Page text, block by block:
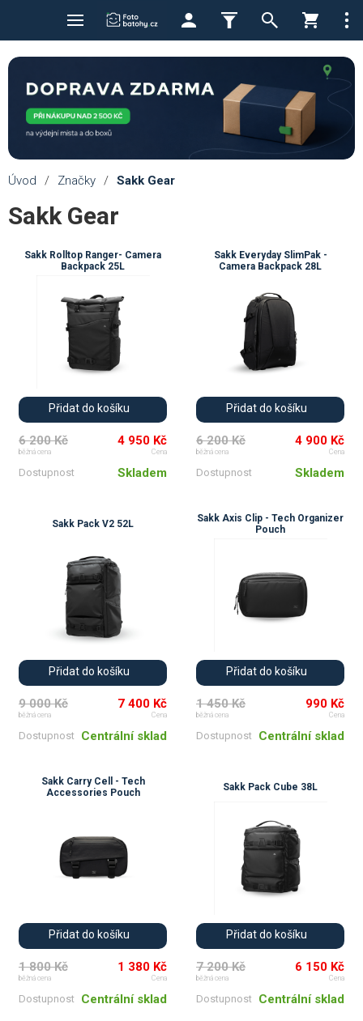
Úvod / Značky / Sakk Gear
Sakk Gear
Sakk Rolltop Ranger- Camera
Backpack 25L
Přidat do košíku
6 200 Kč
běžná cena
4 950 Kč
Cena
Dostupnost Skladem
Sakk Everyday SlimPak -
Camera Backpack 28L
Přidat do košíku
6 200 Kč
běžná cena
4 900 Kč
Cena
Dostupnost Skladem
Sakk Pack V2 52L
Přidat do košíku
9 000 Kč
běžná cena
7 400 Kč
Cena
Dostupnost Centrální sklad
Sakk Axis Clip - Tech Organizer
Pouch
Přidat do košíku
1 450 Kč
běžná cena
990 Kč
Cena
Dostupnost Centrální sklad
Sakk Carry Cell - Tech
Accessories Pouch
Přidat do košíku
1 800 Kč
běžná cena
1 380 Kč
Cena
Dostupnost Centrální sklad
Sakk Pack Cube 38L
Přidat do košíku
7 200 Kč
běžná cena
6 150 Kč
Cena
Dostupnost Centrální sklad